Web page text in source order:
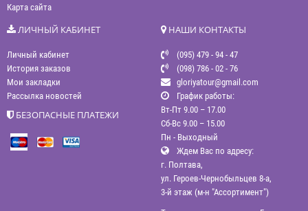
Карта сайта
ЛИЧНЫЙ КАБИНЕТ
Личный кабинет
История заказов
Мои закладки
Рассылка новостей
БЕЗОПАСНЫЕ ПЛАТЕЖИ
НАШИ КОНТАКТЫ
(095) 479 - 94 - 47
(098) 786 - 02 - 76
gloriyatour@gmail.com
График работы:
Вт-Пт 9.00 – 17.00
Сб-Вс 9.00 – 15.00
Пн - Выходный
Ждем Вас по адресу:
г. Полтава,
ул. Героев-Чернобыльцев 8-а,
3-й этаж (м-н "Ассортимент")